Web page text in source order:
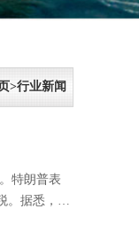
>行业新闻
特朗普表
据悉，特